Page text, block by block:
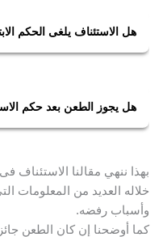
النطق به، أو إعلان الحكم
بالحكم.
هل الاستئناف يلغى الحكم
الاستئناف بأن هناك بطلانًا
هل يجوز الطعن بعد حكم
بهذا ننهي مقالنا الاستئناف
خلاله العديد من المعلومات
وأسباب رفضه.
كما أوضحنا إن كان الطعن